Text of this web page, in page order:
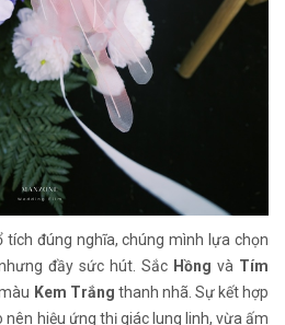
đúng nghĩa, chúng mình lựa chọn
đầy sức hút. Sắc Hồng và Tím
Kem Trắng thanh nhã. Sự kết hợp
hiệu ứng thị giác lung linh, vừa ấm